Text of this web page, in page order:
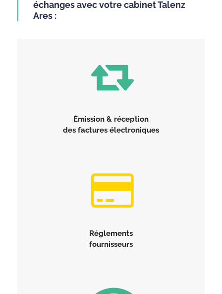
échanges avec votre cabinet Talenz
Ares :
Émission & réception
des factures électroniques
Réglements
fournisseurs